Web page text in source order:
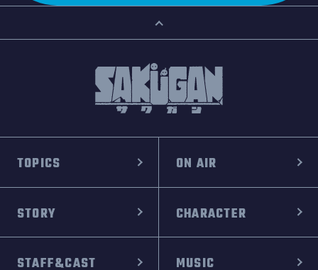
TOPICS ON AIR
STORY CHARACTER
STAFF&CAST MUSIC